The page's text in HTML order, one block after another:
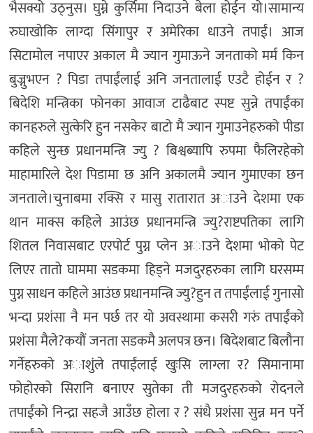
भैसक्यो उठ्नुस। घुम्ने कुर्सिमा निदाउने बेला होईन यो।सामान्य
रुघाखोकि लाग्दा सिंगापुर र अमेरिका धाउने तपाईं। आज
सिटामोल नपाएर अकाल मै ज्यान गुमाऊने जनताको मर्म किन
बुज्नुभएन ? पिडा तपाईंलाई अनि जनतालाई एउटै होईन र ?
बिदेशि मन्त्रिका फोनका आवाज टाढैबाट स्पष्ट सुन्ने तपाईंका
कानहरुले सुत्केरि हुन नसकेर बाटो मै ज्यान गुमाउनेहरुको पीडा
कहिले सुन्छ प्रधानमन्त्रि ज्यु ? बिश्वब्यापि रुपमा फैलिरहेको
माहामारिले देश पिडामा छ अनि अकालमै ज्यान गुमाएका छन
जनताले।चुनाबमा रक्सि र मासु रातारात अाउने देशमा एक
थान माक्स कहिले आउंछ प्रधानमन्त्रि ज्यु?राष्टपतिका लागि
शितल निवासबाट एरपोर्ट पुग्न प्लेन अाउने देशमा भोको पेट
लिएर तातो घाममा सडकमा हिड्ने मजदुरहरुका लागि घरसम्म
पुग्न साधन कहिले आउंछ प्रधानमन्त्रि ज्यु?हुन त तपाईंलाई गुनासो
भन्दा प्रशंसा नै मन पर्छ तर यो अवस्थामा कसरी गरुं तपाईंको
प्रशंसा मैले?कयौं जनता सडकमै अलपत्र छन। बिदेशबाट बिलौना
गर्नेहरुको अाशुंले तपाईंलाई खुःसि लाग्ला र? सिमानामा
फोहोरको सिरानि बनाएर सुतेका ती मजदुरहरुको रोदनले
तपाईंको निन्द्रा सहजै आउँछ होला र ? संधै प्रशंसा सुन्न मन पर्ने